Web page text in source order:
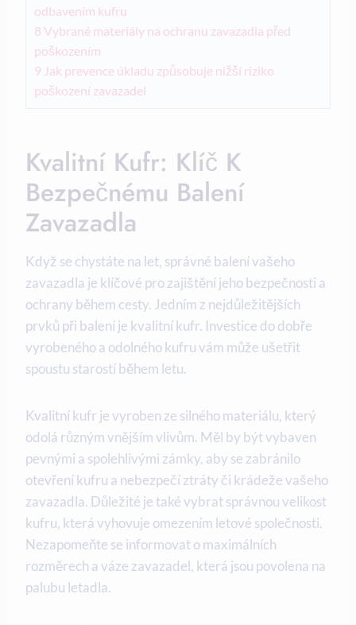
odbavením kufru
8 Vybrané materiály na ochranu zavazadla před
poškozením
9 Jak prevence úkladu způsobuje nižší riziko
poškození zavazadel
Kvalitní Kufr: Klíč K
Bezpečnému Balení
Zavazadla
Když se chystáte na let, správné balení vašeho
zavazadla je klíčové pro zajištění jeho bezpečnosti a
ochrany během cesty. Jedním z nejdůležitějších
prvků při balení je kvalitní kufr. Investice do dobře
vyrobeného a odolného kufru vám může ušetřit
spoustu starostí během letu.
Kvalitní kufr je vyroben ze silného materiálu, který
odolá různým vnějším vlivům. Měl by být vybaven
pevnými a spolehlivými zámky, aby se zabránilo
otevření kufru a nebezpečí ztráty či krádeže vašeho
zavazadla. Důležité je také vybrat správnou velikost
kufru, která vyhovuje omezením letové společnosti.
Nezapomeňte se informovat o maximálních
rozměrech a váze zavazadel, která jsou povolena na
palubu letadla.